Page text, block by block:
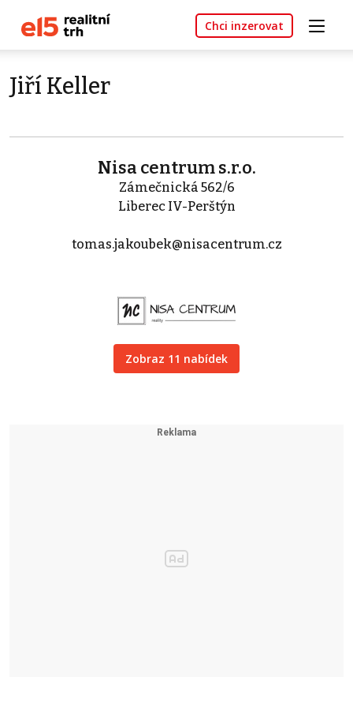
Chci inzerovat
Jiří Keller
Nisa centrum s.r.o.
Zámečnická 562/6
Liberec IV-Perštýn
tomas.jakoubek@nisacentrum.cz
Zobraz 11 nabídek